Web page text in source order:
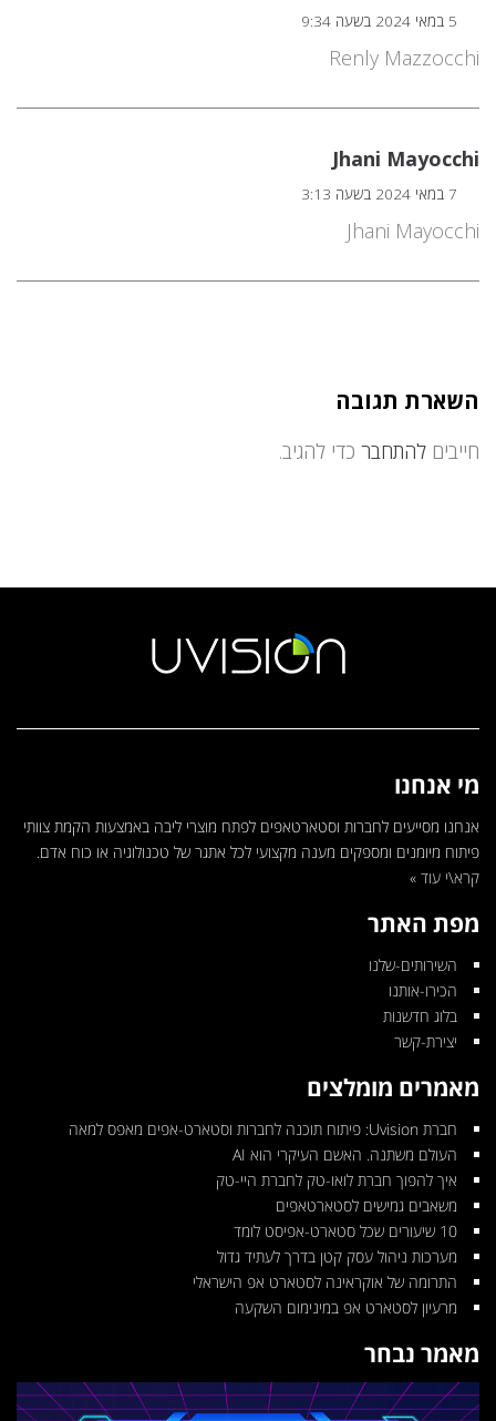
5 במאי 2024 בשעה 9:34
Renly Mazzocchi
Jhani Mayocchi
7 במאי 2024 בשעה 3:13
Jhani Mayocchi
השארת תגובה
חייבים להתחבר כדי להגיב.
מי אנחנו
אנחנו מסייעים לחברות וסטארטאפים לפתח מוצרי ליבה באמצעות הקמת צוותי
פיתוח מיומנים ומספקים מענה מקצועי לכל אתגר של טכנולוגיה או כוח אדם.
קרא\י עוד »
מפת האתר
השירותים-שלנו
הכירו-אותנו
בלוג חדשנות
יצירת-קשר
מאמרים מומלצים
חברת Uvision: פיתוח תוכנה לחברות וסטארט-אפים מאפס למאה
העולם משתנה. האשם העיקרי הוא AI
איך להפוך חברת לואו-טק לחברת היי-טק
משאבים גמישים לסטארטאפים
10 שיעורים שכל סטארט-אפיסט לומד
מערכות ניהול עסק קטן בדרך לעתיד גדול
התרומה של אוקראינה לסטארט אפ הישראלי
מרעיון לסטארט אפ במינימום השקעה
מאמר נבחר